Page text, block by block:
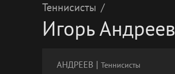
Теннисисты /
Игорь Андреев
АНДРЕЕВ | Теннисисты